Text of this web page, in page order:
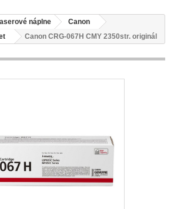
náplne
Canon
Canon CRG-067H CMY 2350str. originál